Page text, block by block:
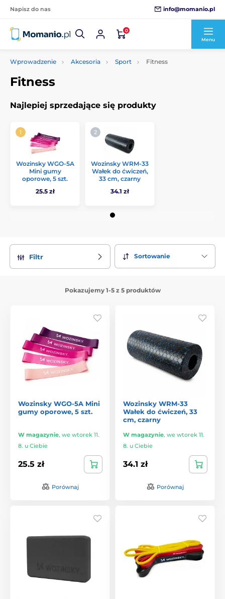
Napisz do nas info@momanio.pl
0
Menu
Wprowadzenie Akcesoria Sport Fitness
Fitness
Najlepiej sprzedające się produkty
Wozinsky WGO-5A
Mini gumy
oporowe, 5 szt.
25.5 zł
Wozinsky WRM-33
Wałek do ćwiczeń,
33 cm, czarny
34.1 zł
Filtr Sortowanie
Pokazujemy 1-5 z 5 produktów
Wozinsky WGO-5A Mini
gumy oporowe, 5 szt.
W magazynie, we wtorek 11.
8. u Ciebie
25.5 zł
Porównaj
Wozinsky WRM-33
Wałek do ćwiczeń, 33
cm, czarny
W magazynie, we wtorek 11.
8. u Ciebie
34.1 zł
Porównaj